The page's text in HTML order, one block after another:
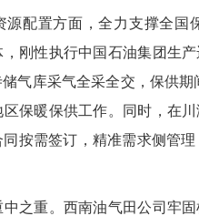
置方面，全力支撑全国
刚性执行中国石油集团生
气库采气全采全交，保供
保暖保供工作。同时，在
按需签订，精准需求侧管
重。西南油气田公司牢固